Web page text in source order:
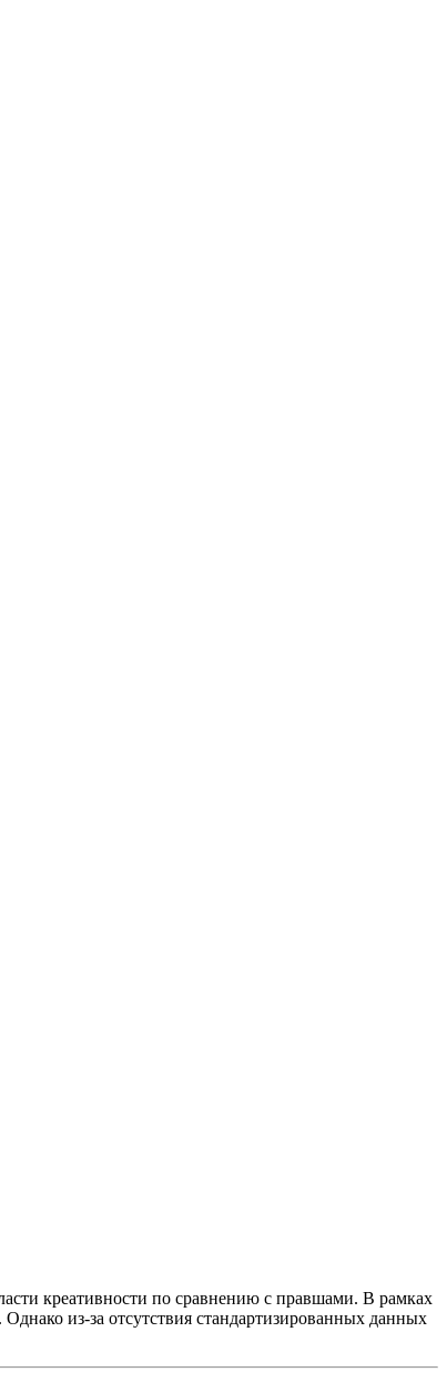
креативности по сравнению с правшами. В рамках
из-за отсутствия стандартизированных данных